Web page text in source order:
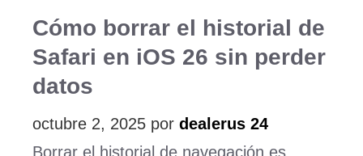
Cómo borrar el historial de
Safari en iOS 26 sin perder
datos
octubre 2, 2025 por dealerus 24
Borrar el historial de navegación es